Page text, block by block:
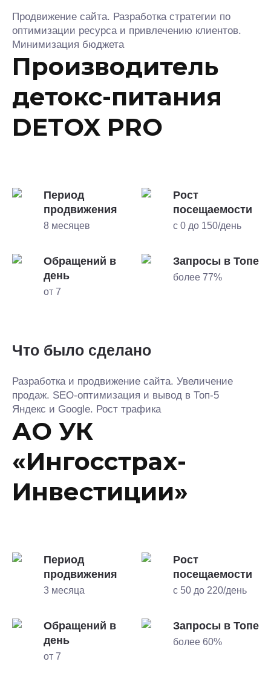
Продвижение сайта. Разработка стратегии по
оптимизации ресурса и привлечению клиентов.
Минимизация бюджета
Производитель
детокс-питания
DETOX PRO
Период
продвижения
8 месяцев
Рост
посещаемости
с 0 до 150/день
Обращений в
день
от 7
Запросы в Топе
более 77%
Что было сделано
Разработка и продвижение сайта. Увеличение
продаж. SEO-оптимизация и вывод в Топ-5
Яндекс и Google. Рост трафика
АО УК
«Ингосстрах-
Инвестиции»
Период
продвижения
3 месяца
Рост
посещаемости
с 50 до 220/день
Обращений в
день
от 7
Запросы в Топе
более 60%